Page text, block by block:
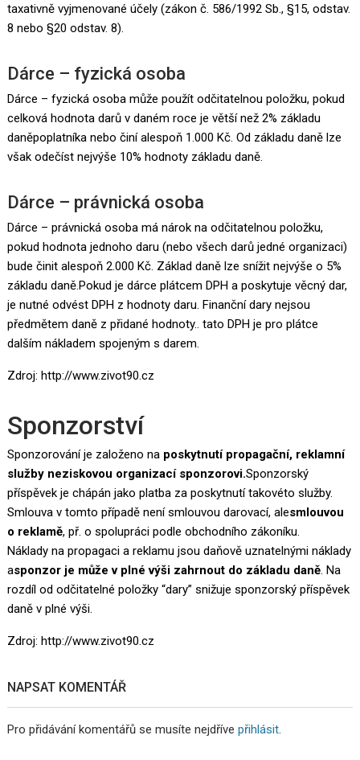
taxativně vyjmenované účely (zákon č. 586/1992 Sb., §15, odstav.
8 nebo §20 odstav. 8).
Dárce – fyzická osoba
Dárce – fyzická osoba může použít odčitatelnou položku, pokud
celková hodnota darů v daném roce je větší než 2% základu
daněpoplatníka nebo činí alespoň 1.000 Kč. Od základu daně lze
však odečíst nejvýše 10% hodnoty základu daně.
Dárce – právnická osoba
Dárce – právnická osoba má nárok na odčitatelnou položku,
pokud hodnota jednoho daru (nebo všech darů jedné organizaci)
bude činit alespoň 2.000 Kč. Základ daně lze snížit nejvýše o 5%
základu daně.Pokud je dárce plátcem DPH a poskytuje věcný dar,
je nutné odvést DPH z hodnoty daru. Finanční dary nejsou
předmětem daně z přidané hodnoty.. tato DPH je pro plátce
dalším nákladem spojeným s darem.
Zdroj:http://www.zivot90.cz
Sponzorství
Sponzorování je založeno na poskytnutí propagační, reklamní
služby neziskovou organizací sponzorovi.Sponzorský
příspěvek je chápán jako platba za poskytnutí takovéto služby.
Smlouva v tomto případě není smlouvou darovací, alesmlouvou
o reklamě, př. o spolupráci podle obchodního zákoníku.
Náklady na propagaci a reklamu jsou daňově uznatelnými náklady
asponzor je může v plné výši zahrnout do základu daně . Na
rozdíl od odčitatelné položky “dary” snižuje sponzorský příspěvek
daně v plné výši.
Zdroj:http://www.zivot90.cz
NAPSAT KOMENTÁŘ
Pro přidávání komentářů se musíte nejdřívepřihlásit.